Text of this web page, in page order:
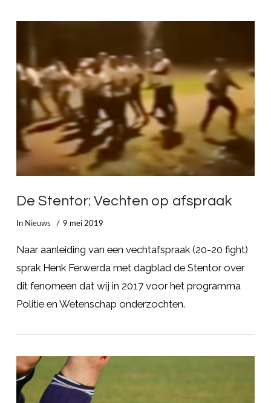
LEES MEER
De Stentor: Vechten op afspraak
In Nieuws 9 mei 2019
Naar aanleiding van een vechtafspraak (20-20 fight)
sprak Henk Ferwerda met dagblad de Stentor over
dit fenomeen dat wij in 2017 voor het programma
Politie en Wetenschap onderzochten.